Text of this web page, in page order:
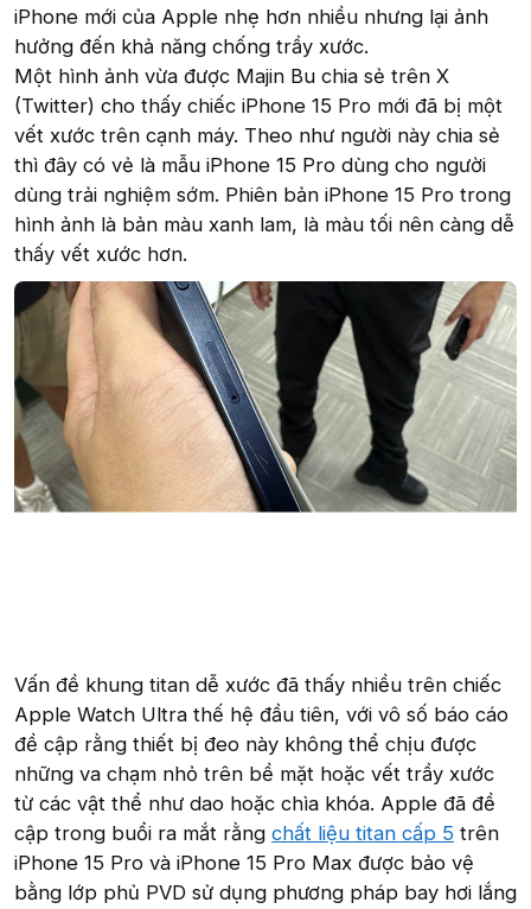
iPhone mới của Apple nhẹ hơn nhiều nhưng lại ảnh
hưởng đến khả năng chống trầy xước.
Một hình ảnh vừa được Majin Bu chia sẻ trên X
(Twitter) cho thấy chiếc iPhone 15 Pro mới đã bị một
vết xước trên cạnh máy. Theo như người này chia sẻ
thì đây có vẻ là mẫu iPhone 15 Pro dùng cho người
dùng trải nghiệm sớm. Phiên bản iPhone 15 Pro trong
hình ảnh là bản màu xanh lam, là màu tối nên càng dễ
thấy vết xước hơn.
Vấn đề khung titan dễ xước đã thấy nhiều trên chiếc
Apple Watch Ultra thế hệ đầu tiên, với vô số báo cáo
đề cập rằng thiết bị đeo này không thể chịu được
những va chạm nhỏ trên bề mặt hoặc vết trầy xước
từ các vật thể như dao hoặc chìa khóa. Apple đã đề
cập trong buổi ra mắt rằng chất liệu titan cấp 5 trên
iPhone 15 Pro và iPhone 15 Pro Max được bảo vệ
bằng lớp phủ PVD sử dụng phương pháp bay hơi lắng